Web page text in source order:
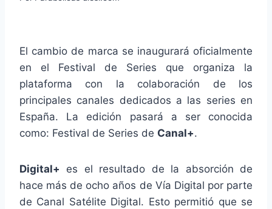
El cambio de marca se inaugurará oficialmente
en el Festival de Series que organiza la
plataforma con la colaboración de los
principales canales dedicados a las series en
España. La edición pasará a ser conocida
como: Festival de Series de Canal+.
Digital+ es el resultado de la absorción de
hace más de ocho años de Vía Digital por parte
de Canal Satélite Digital. Esto permitió que se